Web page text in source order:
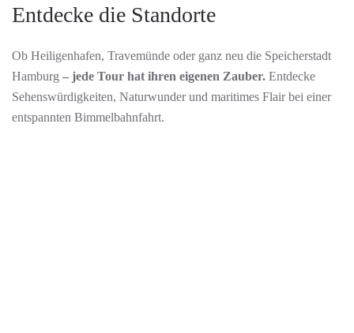
Entdecke die Standorte
Ob Heiligenhafen, Travemünde oder ganz neu die Speicherstadt
Hamburg – jede Tour hat ihren eigenen Zauber. Entdecke
Sehenswürdigkeiten, Naturwunder und maritimes Flair bei einer
entspannten Bimmelbahnfahrt.